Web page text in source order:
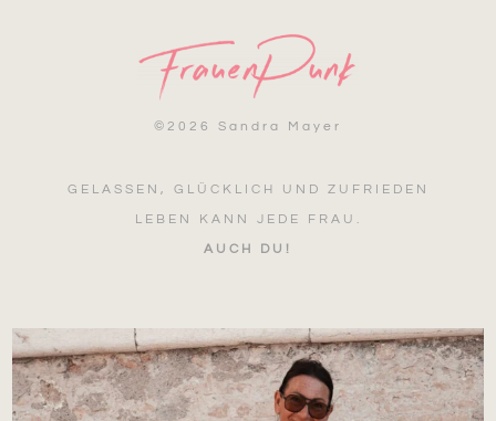
© 2026 Sandra Mayer
GELASSEN, GLÜCKLICH UND ZUFRIEDEN
LEBEN KANN JEDE FRAU.
AUCH DU!